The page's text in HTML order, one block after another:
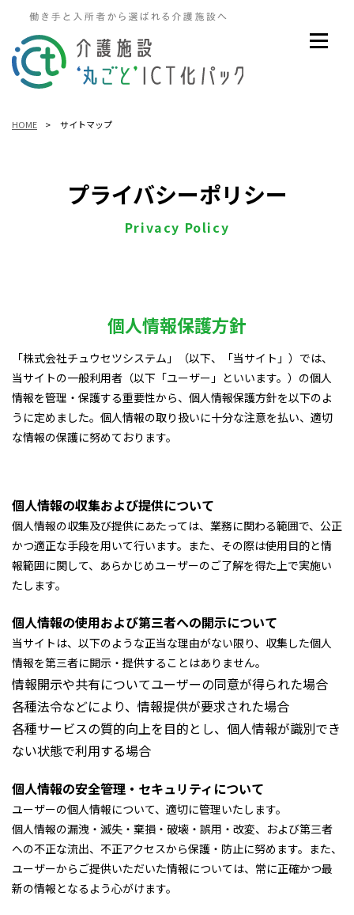
HOME > サイトマップ
プライバシーポリシー
Privacy Policy
個人情報保護方針
「株式会社チュウセツシステム」（以下、「当サイト」）では、
当サイトの一般利用者（以下「ユーザー」といいます。）の個人
情報を管理・保護する重要性から、個人情報保護方針を以下のよ
うに定めました。個人情報の取り扱いに十分な注意を払い、適切
な情報の保護に努めております。
個人情報の収集および提供について
個人情報の収集及び提供にあたっては、業務に関わる範囲で、公正
かつ適正な手段を用いて行います。また、その際は使用目的と情
報範囲に関して、あらかじめユーザーのご了解を得た上で実施い
たします。
個人情報の使用および第三者への開示について
当サイトは、以下のような正当な理由がない限り、収集した個人
情報を第三者に開示・提供することはありません。
情報開示や共有についてユーザーの同意が得られた場合
各種法令などにより、情報提供が要求された場合
各種サービスの質的向上を目的とし、個人情報が識別でき
ない状態で利用する場合
個人情報の安全管理・セキュリティについて
ユーザーの個人情報について、適切に管理いたします。
個人情報の漏洩・滅失・棄損・破壊・誤用・改変、および第三者
への不正な流出、不正アクセスから保護・防止に努めます。また、
ユーザーからご提供いただいた情報については、常に正確かつ最
新の情報となるよう心がけます。